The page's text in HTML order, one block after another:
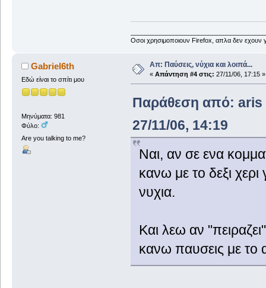
Οσοι χρησιμοποιουν Firefox, απλα δεν εχουν
Gabriel6th
Εδώ είναι το σπίτι μου
Μηνύματα: 981
Φύλο:
Are you talking to me?
Απ: Παύσεις, νύχια και λοιπά...
« Απάντηση #4 στις: 27/11/06, 17:15 »
Παράθεση από: aris
27/11/06, 14:19
Nαι, αν σε ενα
κανω με το δεξι χερι
νυχια.
Και λεω αν
κανω παυσεις με το